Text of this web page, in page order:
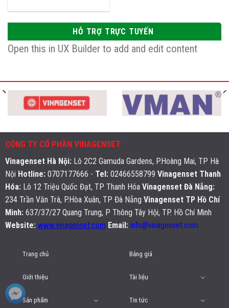
HỖ TRỢ TRỰC TUYẾN
Open this in UX Builder to add and edit content
CÔNG TY CỔ PHẦN VINAGENSET
Vinagenset Hà Nội: Lô 2C2 Gamuda Gardens, P.Hoàng Mai, TP Hà
Nội Hotline: 0707177666 - Tel:02466558799 Vinagenset Thanh
Hóa: Lô 12 Triệu Quốc Đạt, TP Thanh Hóa Vinagenset Đà Nẵng:
234 Trần Văn Trà, P.Hòa Xuân, TP Đà Nẵng Vinagenset TP Hồ Chí
Minh: 637/37/27 Quang Trung, P Thông Tây Hội, TP. Hồ Chí Minh
Website: www.vinagenset.com Email: info@vinagenset.com
Trang chủ
Giới thiệu
Sản phẩm
Bảng giá
Tài liệu
Tin tức